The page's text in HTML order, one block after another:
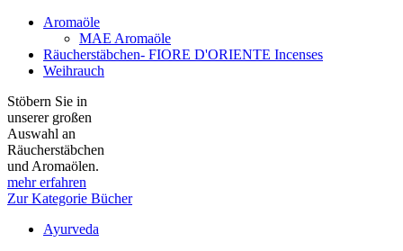
Aromaöle
MAE Aromaöle
Räucherstäbchen- FIORE D'ORIENTE Incenses
Weihrauch
Stöbern Sie in
unserer großen
Auswahl an
Räucherstäbchen
und Aromaölen.
mehr erfahren
Zur Kategorie Bücher
Ayurveda